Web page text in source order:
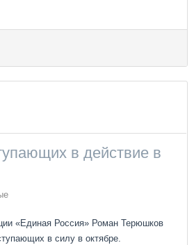
в действие в
«Единая Россия» Роман Терюшков
в силу в октябре.